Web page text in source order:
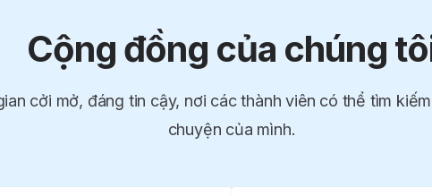
Cộng đồng của chúng
cởi mở, đáng tin cậy, nơi các thành viên có thể tìm
chuyện của mình.